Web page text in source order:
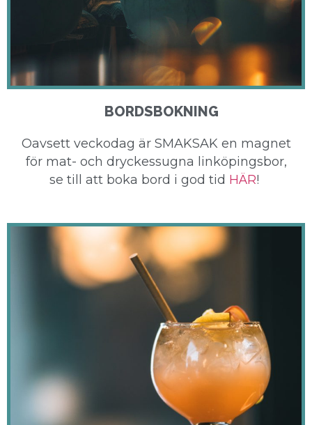
BORDSBOKNING
Oavsett veckodag är SMAKSAK en magnet
för mat- och dryckessugna linköpingsbor,
se till att boka bord i god tid HÄR!